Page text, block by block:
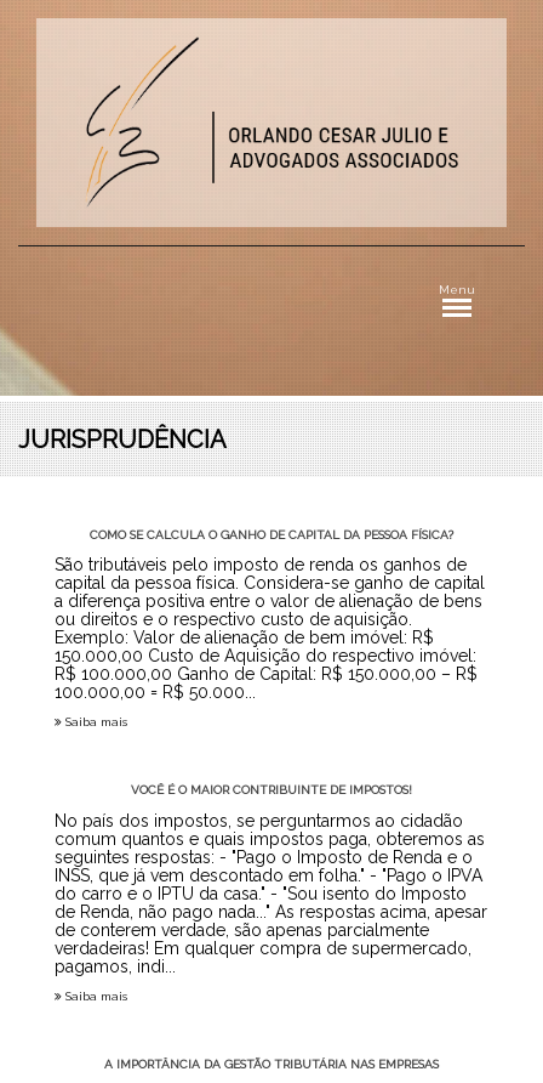
Menu
JURISPRUDÊNCIA
COMO SE CALCULA O GANHO DE CAPITAL DA PESSOA FÍSICA?
São tributáveis pelo imposto de renda os ganhos de
capital da pessoa física. Considera-se ganho de capital
a diferença positiva entre o valor de alienação de bens
ou direitos e o respectivo custo de aquisição.
Exemplo: Valor de alienação de bem imóvel: R$
150.000,00 Custo de Aquisição do respectivo imóvel:
R$ 100.000,00 Ganho de Capital: R$ 150.000,00 – R$
100.000,00 = R$ 50.000...
Saiba mais
VOCÊ É O MAIOR CONTRIBUINTE DE IMPOSTOS!
No país dos impostos, se perguntarmos ao cidadão
comum quantos e quais impostos paga, obteremos as
seguintes respostas: - "Pago o Imposto de Renda e o
INSS, que já vem descontado em folha." - "Pago o IPVA
do carro e o IPTU da casa." - "Sou isento do Imposto
de Renda, não pago nada..." As respostas acima, apesar
de conterem verdade, são apenas parcialmente
verdadeiras! Em qualquer compra de supermercado,
pagamos, indi...
Saiba mais
A IMPORTÂNCIA DA GESTÃO TRIBUTÁRIA NAS EMPRESAS